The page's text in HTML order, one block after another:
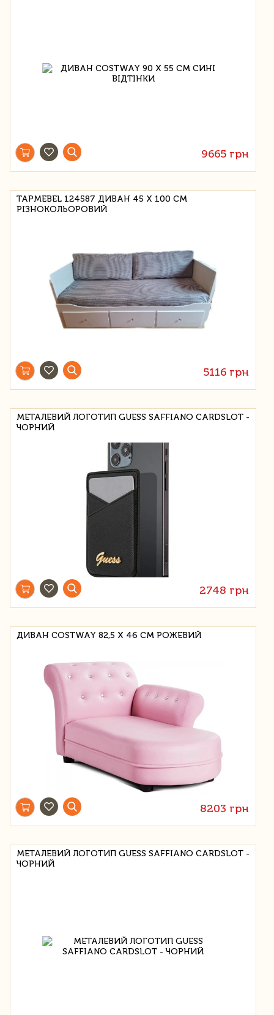
9665 грн
TAPMEBEL 124587 ДИВАН 45 Х 100 СМ
РІЗНОКОЛЬОРОВИЙ
5116 грн
МЕТАЛЕВИЙ ЛОГОТИП GUESS SAFFIANO CARDSLOT -
ЧОРНИЙ
2748 грн
ДИВАН COSTWAY 82,5 Х 46 СМ РОЖЕВИЙ
8203 грн
МЕТАЛЕВИЙ ЛОГОТИП GUESS SAFFIANO CARDSLOT -
ЧОРНИЙ